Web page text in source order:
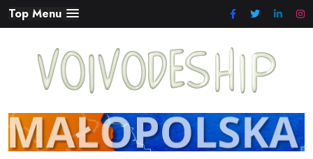
Skip
to
Top Menu